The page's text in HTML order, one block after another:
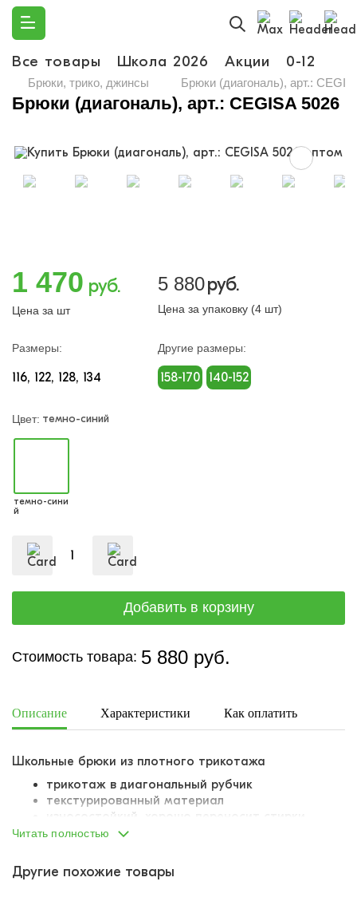
Все товары Школа 2026 Акции 0-12
Брюки, трико, джинсы Брюки (диагональ), арт.:
Брюки (диагональ), арт.: CEGISA 5026
1 470 руб.
Цена за шт
5 880руб.
Цена за упаковку (4 шт)
Размеры:
116 122 128 134
Другие размеры:
158-170 140-152
Цвет: темно-синий
темно-сини
й
Стоимость товара: 5 880 руб.
Описание Характеристики Как оплатить
Школьные брюки из плотного трикотажа
трикотаж в диагональный рубчик
текстурированный материал
износостойкий, хорошо переносит стирки
почти не мнется, слегка тянется
пояс на вшитой внутрь резинке
Читать полностью
Другие похожие товары